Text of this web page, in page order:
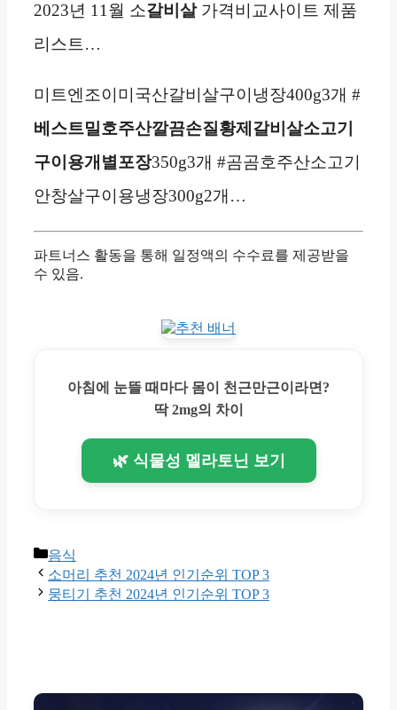
2023년 11월 소갈비살가격비교사이트 제품
리스트…
미트엔조이미국산갈비살구이냉장400g3개 #
베스트밀호주산깔끔손질황제갈비살소고기
구이용개별포장350g3개 #곰곰호주산소고기
안창살구이용냉장300g2개…
파트너스 활동을 통해 일정액의 수수료를 제공받을
수 있음.
아침에 눈뜰 때마다 몸이 천근만근이라면?
딱 2mg의 차이
🌿 식물성 멜라토닌 보기
Categories
음식
소머리 추천 2024년 인기순위 TOP 3
뭉티기 추천 2024년 인기순위 TOP 3